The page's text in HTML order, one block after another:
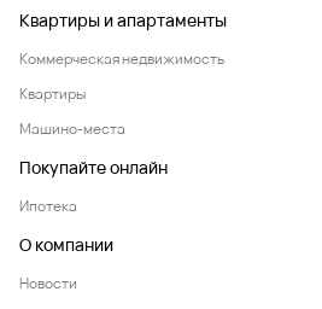
Квартиры и апартаменты
Коммерческая недвижимость
Квартиры
Машино-места
Покупайте онлайн
Ипотека
О компании
Новости